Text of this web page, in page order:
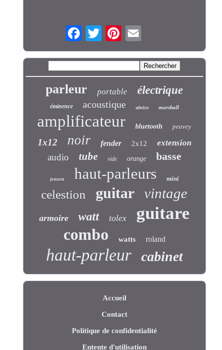
parleur portable électrique
éminence acoustique alnico marshall
amplificateur bluetooth peavey
1x12 noir fender 2x12 extension
audio tube vide orange basse
jensen haut-parleurs mini
celestion guitar vintage
armoire watt tolex guitare
combo watts roland
haut-parleur cabinet
Accueil
Contact
Politique de confidentialité
Entente d'utilisation